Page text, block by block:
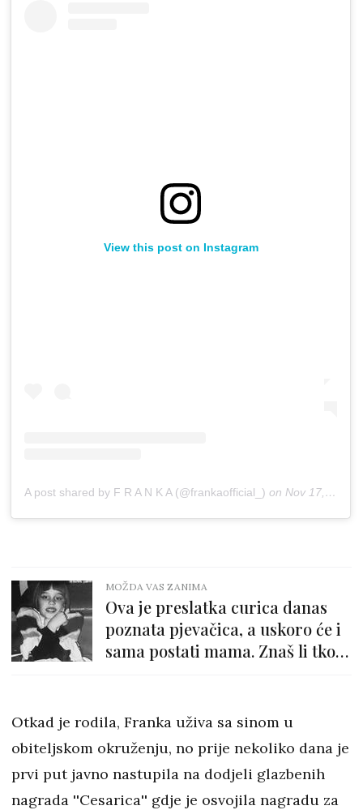
View this post on Instagram
A post shared by F R A N K A (@frankaofficial_) on Nov 17, 2019 at 5:53am PST
MOŽDA VAS ZANIMA
Ova je preslatka curica danas
poznata pjevačica, a uskoro će i
sama postati mama. Znaš li tko
Otkad je rodila, Franka uživa sa sinom u
obiteljskom okruženju, no prije nekoliko dana je
prvi put javno nastupila na dodjeli glazbenih
nagrada ''Cesarica'' gdje je osvojila nagradu za